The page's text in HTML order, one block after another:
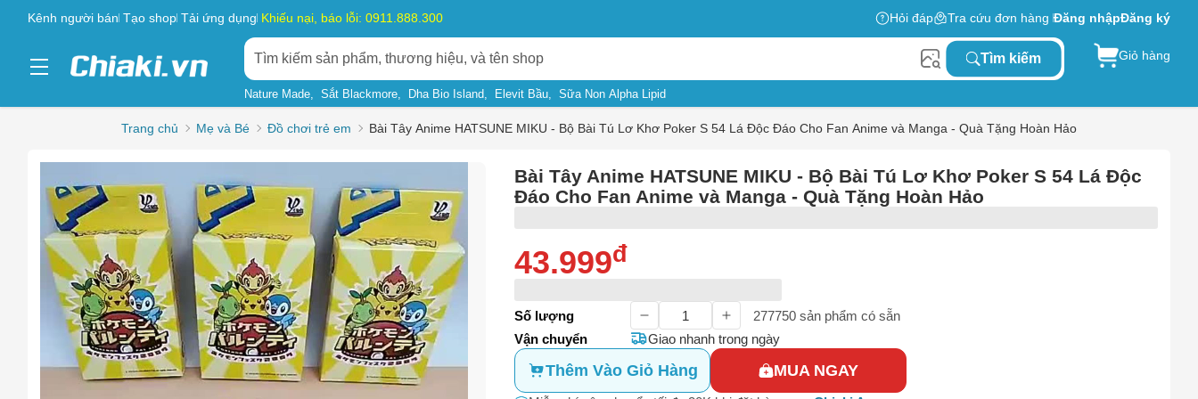
Kênh người bán Tạo shop Tải ứng dụng Khiếu nại, báo lỗi: 0911.888.300 Hỏi đáp Tra cứu đơn hàng Đăng nhậpĐăng ký
Tìm kiếm
Nature Made Sắt Blackmore Dha Bio Island Elevit Bầu Sữa Non Alpha Lipid
Giỏ hàng
Trang chủ Mẹ và Bé Đồ chơi trẻ em Bài Tây Anime HATSUNE MIKU - Bộ Bài Tú Lơ Khơ Poker S 54 Lá Độc Đáo Cho Fan Anime và Manga - Quà Tặng Hoàn Hảo
Bài Tây Anime HATSUNE MIKU - Bộ Bài Tú Lơ Khơ Poker S 54 Lá Độc
Đáo Cho Fan Anime và Manga - Quà Tặng Hoàn Hảo
43.999đ
Số lượng 277750 sản phẩm có sẵn
Vận chuyển
Giao nhanh trong ngày
Thêm Vào Giỏ Hàng MUA NGAY
Chọn lý do
Sản phẩm có dấu hiệu lừa đảo